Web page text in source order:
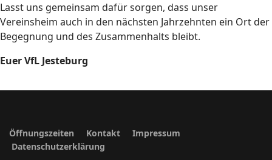
Lasst uns gemeinsam dafür sorgen, dass unser
Vereinsheim auch in den nächsten Jahrzehnten ein Ort der
Begegnung und des Zusammenhalts bleibt.
Euer VfL Jesteburg
Öffnungszeiten Kontakt
Impressum
Datenschutzerklärung